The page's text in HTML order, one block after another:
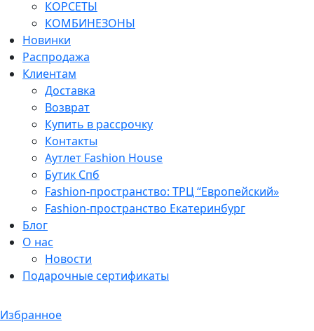
КОРСЕТЫ
КОМБИНЕЗОНЫ
Новинки
Распродажа
Клиентам
Доставка
Возврат
Купить в рассрочку
Контакты
Аутлет Fashion House
Бутик Спб
Fashion-пространство: ТРЦ “Европейский»
Fashion-пространство Екатеринбург
Блог
О нас
Новости
Подарочные сертификаты
Избранное